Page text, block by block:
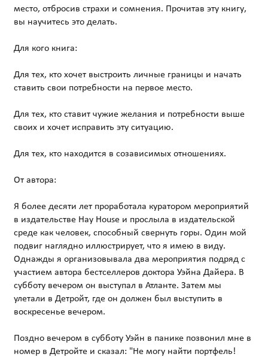
место, отбросив страхи и сомнения. Прочитав эту книгу,
вы научитесь это делать.
Для кого книга:
Для тех, кто хочет выстроить личные границы и начать
ставить свои потребности на первое место.
Для тех, кто ставит чужие желания и потребности выше
своих и хочет исправить эту ситуацию.
Для тех, кто находится в созависимых отношениях.
От автора:
Я более десяти лет проработала куратором мероприятий
в издательстве Hay House и прослыла в издательской
среде как человек, способный свернуть горы. Один мой
подвиг наглядно иллюстрирует, что я имею в виду.
Однажды я организовывала два мероприятия подряд с
участием автора бестселлеров доктора Уэйна Дайера. В
субботу вечером он выступал в Атланте. Затем мы
улетали в Детройт, где он должен был выступить в
воскресенье вечером.
Поздно вечером в субботу Уэйн в панике позвонил мне в
номер в Детройте и сказал: "Не могу найти портфель!